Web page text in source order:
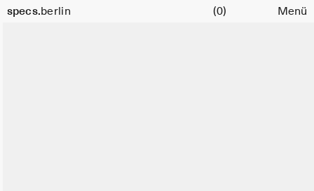
specs.berlin
Warenkorb (0) Menü